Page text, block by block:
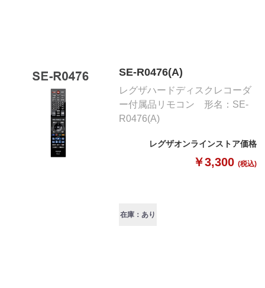
SE-R0476(A)
レグザハードディスクレコーダ
ー付属品リモコン 形名：SE-
R0476(A)
レグザオンラインストア価格
￥3,300 (税込)
在庫：あり